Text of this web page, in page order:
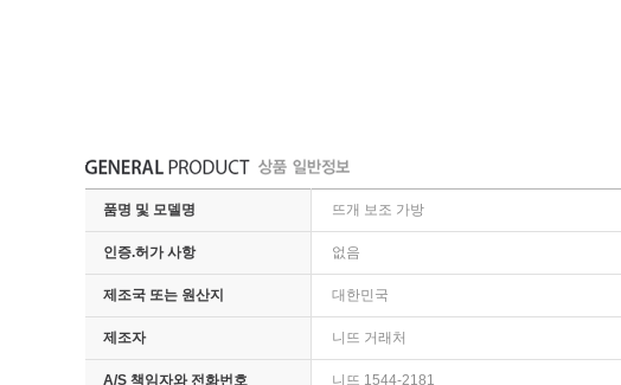
품명 및 모델명 뜨개 보조 가방
인증.허가 사항 없음
제조국 또는 원산지 대한민국
제조자 니뜨 거래처
A/S 책임자와 전화번호 니뜨 1544-2181